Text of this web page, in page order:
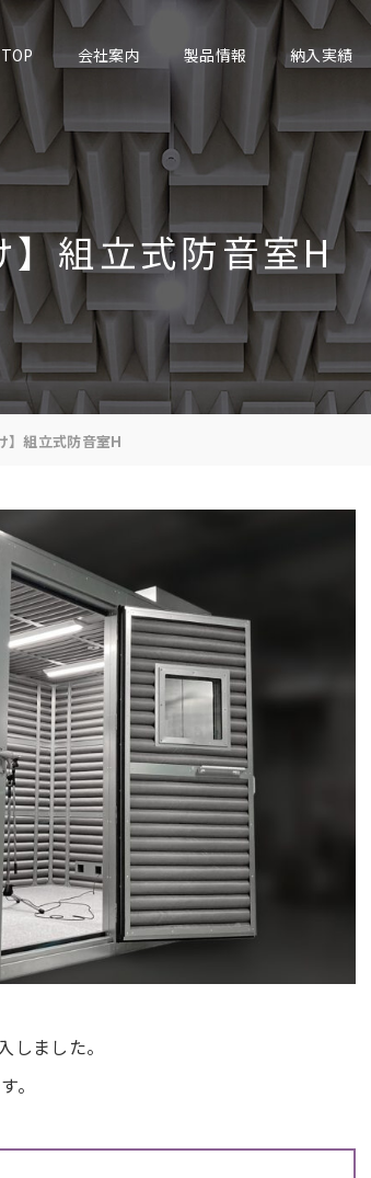
TOP 会社案内 製品情報 納入実績
】組立式防音室H
】組立式防音室H
ました。
。